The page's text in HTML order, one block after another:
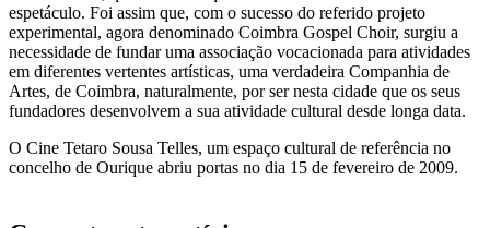
espetáculo. Foi assim que, com o sucesso do referido projeto
experimental, agora denominado Coimbra Gospel Choir, surgiu a
necessidade de fundar uma associação vocacionada para atividades
em diferentes vertentes artísticas, uma verdadeira Companhia de
Artes, de Coimbra, naturalmente, por ser nesta cidade que os seus
fundadores desenvolvem a sua atividade cultural desde longa data.
O Cine Tetaro Sousa Telles, um espaço cultural de referência no
concelho de Ourique abriu portas no dia 15 de fevereiro de 2009.